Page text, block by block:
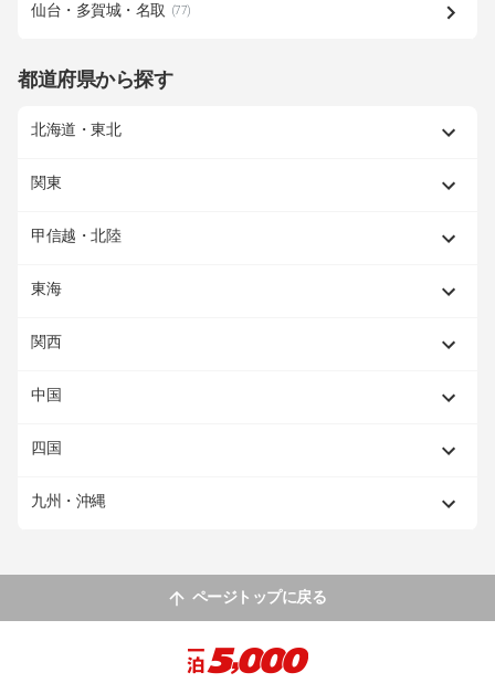
仙台・多賀城・名取 (77)
都道府県から探す
北海道・東北
関東
甲信越・北陸
東海
関西
中国
四国
九州・沖縄
ページトップに戻る